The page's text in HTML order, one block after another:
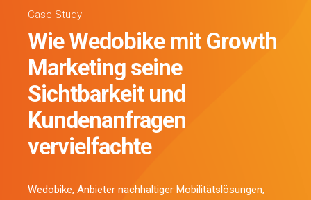
Case Study
Wie Wedobike mit Growth
Marketing seine
Sichtbarkeit und
Kundenanfragen
vervielfachte
Wedobike, Anbieter nachhaltiger Mobilitätslösungen,